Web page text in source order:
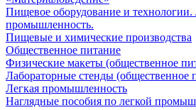
Пищевое оборудование и технологии.
промышленность.
Пищевые и химические производства
Общественное питание
Физические макеты (общественное
Лабораторные стенды (общественное
Легкая промышленность
Наглядные пособия по легкой